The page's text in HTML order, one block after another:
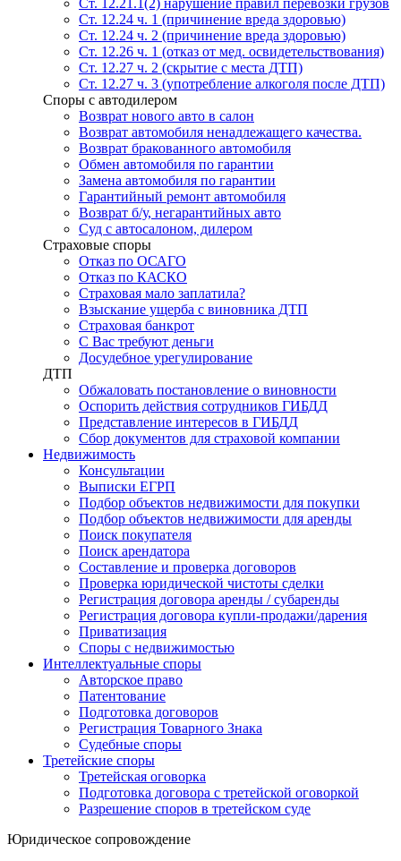
Ст. 12.21.1(2) нарушение правил перевозки грузов
Ст. 12.24 ч. 1 (причинение вреда здоровью)
Ст. 12.24 ч. 2 (причинение вреда здоровью)
Ст. 12.26 ч. 1 (отказ от мед. освидетельствования)
Ст. 12.27 ч. 2 (скрытие с места ДТП)
Ст. 12.27 ч. 3 (употребление алкоголя после ДТП)
Споры с автодилером
Возврат нового авто в салон
Возврат автомобиля ненадлежащего качества.
Возврат бракованного автомобиля
Обмен автомобиля по гарантии
Замена автомобиля по гарантии
Гарантийный ремонт автомобиля
Возврат б/у, негарантийных авто
Суд с автосалоном, дилером
Страховые споры
Отказ по ОСАГО
Отказ по КАСКО
Страховая мало заплатила?
Взыскание ущерба с виновника ДТП
Страховая банкрот
С Вас требуют деньги
Досудебное урегулирование
ДТП
Обжаловать постановление о виновности
Оспорить действия сотрудников ГИБДД
Представление интересов в ГИБДД
Сбор документов для страховой компании
Недвижимость
Консультации
Выписки ЕГРП
Подбор объектов недвижимости для покупки
Подбор объектов недвижимости для аренды
Поиск покупателя
Поиск арендатора
Составление и проверка договоров
Проверка юридической чистоты сделки
Регистрация договора аренды / субаренды
Регистрация договора купли-продажи/дарения
Приватизация
Cпоры с недвижимостью
Интеллектуальные споры
Авторское право
Патентование
Подготовка договоров
Регистрация Товарного Знака
Судебные споры
Третейские споры
Третейская оговорка
Подготовка договора с третейской оговоркой
Разрешение споров в третейском суде
Юридическое сопровождение